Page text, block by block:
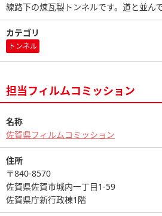
線路下の煉瓦製トンネルです。道と並ん
カテゴリ
トンネル
担当フィルムコミッション
名称
佐賀県フィルムコミッション
住所
〒840-8570
佐賀県佐賀市城内一丁目1-59
佐賀県庁新行政棟1階